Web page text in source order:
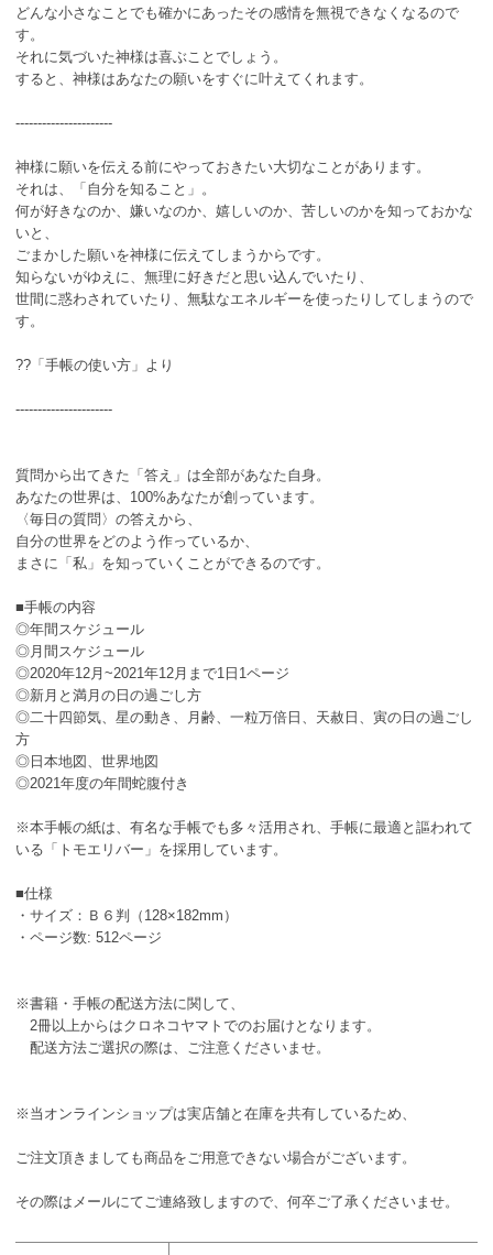
どんな小さなことでも確かにあったその感情を無視できなくなるので
す。
それに気づいた神様は喜ぶことでしょう。
すると、神様はあなたの願いをすぐに叶えてくれます。
----------------------
神様に願いを伝える前にやっておきたい大切なことがあります。
それは、「自分を知ること」。
何が好きなのか、嫌いなのか、嬉しいのか、苦しいのかを知っておかな
いと、
ごまかした願いを神様に伝えてしまうからです。
知らないがゆえに、無理に好きだと思い込んでいたり、
世間に惑わされていたり、無駄なエネルギーを使ったりしてしまうので
す。
??「手帳の使い方」より
----------------------
質問から出てきた「答え」は全部があなた自身。
あなたの世界は、100%あなたが創っています。
〈毎日の質問〉の答えから、
自分の世界をどのよう作っているか、
まさに「私」を知っていくことができるのです。
■手帳の内容
◎年間スケジュール
◎月間スケジュール
◎2020年12月~2021年12月まで1日1ページ
◎新月と満月の日の過ごし方
◎二十四節気、星の動き、月齢、一粒万倍日、天赦日、寅の日の過ごし
方
◎日本地図、世界地図
◎2021年度の年間蛇腹付き
※本手帳の紙は、有名な手帳でも多々活用され、手帳に最適と謳われて
いる「トモエリバー」を採用しています。
■仕様
・サイズ：Ｂ６判（128×182mm）
・ページ数: 512ページ
※書籍・手帳の配送方法に関して、
2冊以上からはクロネコヤマトでのお届けとなります。
配送方法ご選択の際は、ご注意くださいませ。
※当オンラインショップは実店舗と在庫を共有しているため、
ご注文頂きましても商品をご用意できない場合がございます。
その際はメールにてご連絡致しますので、何卒ご了承くださいませ。